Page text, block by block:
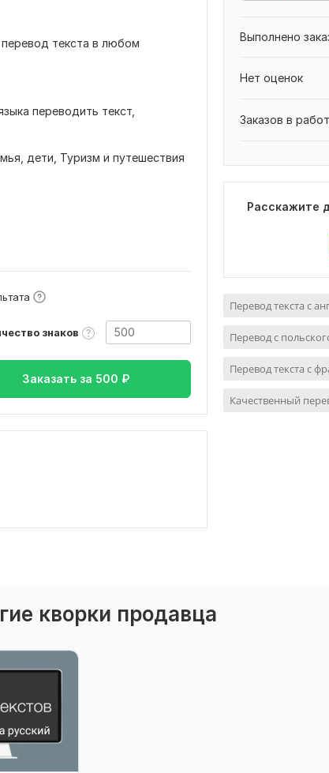
текста в любом
переводить текст,
дети, Туризм и путешествия
знаков
Заказать за 500 ₽
Выполнено
Нет оценок
Заказов в
Расскажите
Перевод текста с
Перевод с
Перевод текста с
Качественный
кворки продавца